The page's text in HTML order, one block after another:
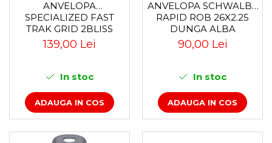
Cuvete (headset)
Discuri (rotoare)
Saboți
Piese frâne
Frâne pe disc
Pompe
Produse întreținere
Scaune copii
Scule și dispozitive
Sisteme antifurt
Sonerii
Încălțăminte
ANVELOPA
SPECIALIZED FAST
TRAK GRID 2BLISS
READY T7 - 29X2.35
BLACK - TUBELESS
139,00 Lei
In stoc
ADAUGA IN COS
ANVELOPA SCHWALBE
RAPID ROB 26X2.25
DUNGA ALBA
90,00 Lei
In stoc
ADAUGA IN COS